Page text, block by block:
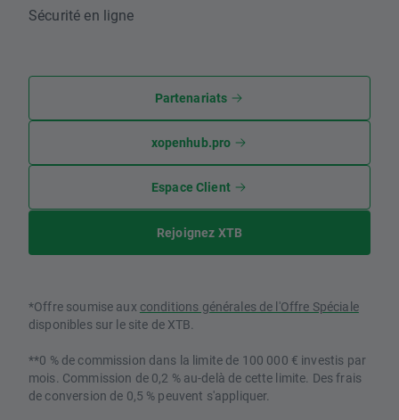
Sécurité en ligne
Partenariats
xopenhub.pro
Espace Client
Rejoignez XTB
*Offre soumise aux conditions générales de l'Offre Spéciale
disponibles sur le site de XTB.
**0 % de commission dans la limite de 100 000 € investis par
mois. Commission de 0,2 % au-delà de cette limite. Des frais
de conversion de 0,5 % peuvent s'appliquer.